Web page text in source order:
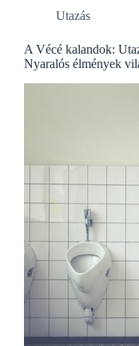
Utazás
A Vécé kalandok:
Nyaralós élmények